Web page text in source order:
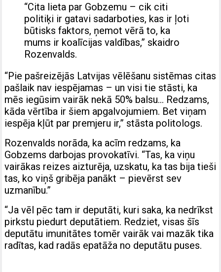
“Cita lieta par Gobzemu – cik citi
politiķi ir gatavi sadarboties, kas ir ļoti
būtisks faktors, ņemot vērā to, ka
mums ir koalīcijas valdības,” skaidro
Rozenvalds.
“Pie pašreizējās Latvijas vēlēšanu sistēmas citas
pašlaik nav iespējamas – un visi tie stāsti, ka
mēs iegūsim vairāk nekā 50% balsu… Redzams,
kāda vērtība ir šiem apgalvojumiem. Bet viņam
iespēja kļūt par premjeru ir,” stāsta politologs.
Rozenvalds norāda, ka acīm redzams, ka
Gobzems darbojas provokatīvi. “Tas, ka viņu
vairākas reizes aizturēja, uzskatu, ka tas bija tieši
tas, ko viņš gribēja panākt – pievērst sev
uzmanību.”
“Ja vēl pēc tam ir deputāti, kuri saka, ka nedrīkst
pirkstu piedurt deputātiem. Redziet, visas šīs
deputātu imunitātes tomēr vairāk vai mazāk tika
radītas, kad radās epatāža no deputātu puses.